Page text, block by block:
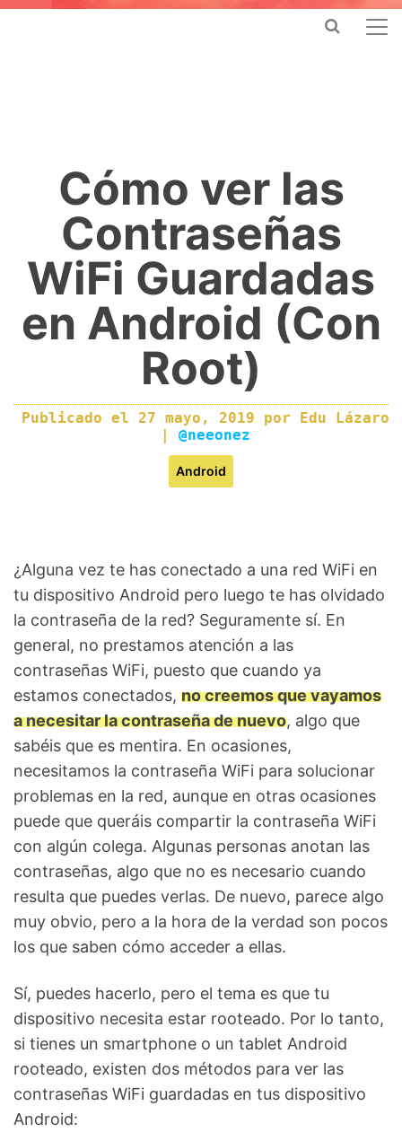
Cómo ver las
Contraseñas
WiFi Guardadas
en Android (Con
Root)
Publicado el 27 mayo, 2019 por Edu Lázaro
| @neeonez
Android
¿Alguna vez te has conectado a una red WiFi en
tu dispositivo Android pero luego te has olvidado
la contraseña de la red? Seguramente sí. En
general, no prestamos atención a las
contraseñas WiFi, puesto que cuando ya
estamos conectados, no creemos que vayamos
a necesitar la contraseña de nuevo, algo que
sabéis que es mentira. En ocasiones,
necesitamos la contraseña WiFi para solucionar
problemas en la red, aunque en otras ocasiones
puede que queráis compartir la contraseña WiFi
con algún colega. Algunas personas anotan las
contraseñas, algo que no es necesario cuando
resulta que puedes verlas. De nuevo, parece algo
muy obvio, pero a la hora de la verdad son pocos
los que saben cómo acceder a ellas.
Sí, puedes hacerlo, pero el tema es que tu
dispositivo necesita estar rooteado. Por lo tanto,
si tienes un smartphone o un tablet Android
rooteado, existen dos métodos para ver las
contraseñas WiFi guardadas en tus dispositivo
Android: